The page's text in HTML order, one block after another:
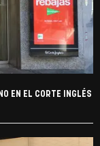
EN EL CORTE INGLÉS